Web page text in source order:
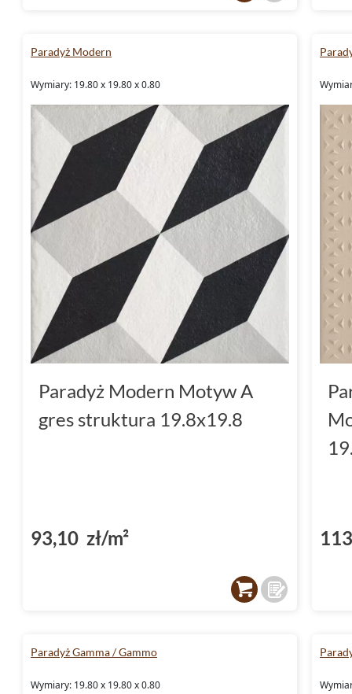
Paradyż Modern
Wymiary: 19.80 x 19.80 x 0.80
Paradyż Modern Motyw A
gres struktura 19.8x19.8
93,10 zł/m²
Paradyż Gamma / Gammo
Wymiary: 19.80 x 19.80 x 0.80